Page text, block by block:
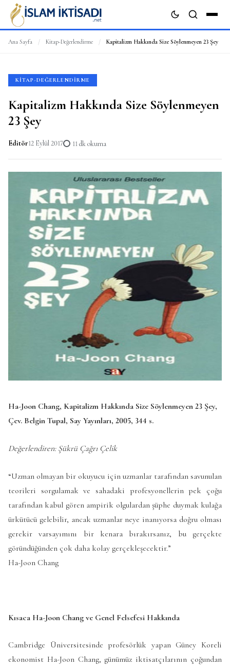
Ana Sayfa / Kitap-Değerlendirme / Kapitalizm Hakkında Size Söylenmeyen 23 Şey
KITAP-DEĞERLENDIRME
Kapitalizm Hakkında Size Söylenmeyen
23 Şey
Editör12 Eylül 2017 11 dk okuma
Ha-Joon Chang, Kapitalizm Hakkında Size Söylenmeyen 23 Şey,
Çev. Belgin Tupal, Say Yayınları, 2005, 344 s.
Değerlendiren: Şükrü Çağrı Çelik
“Uzman olmayan bir okuyucu için uzmanlar tarafından savunulan
teorileri sorgulamak ve sahadaki profesyonellerin pek çoğu
tarafından kabul gören ampirik olgulardan şüphe duymak kulağa
ürkütücü gelebilir, ancak uzmanlar neye inanıyorsa doğru olması
gerekir varsayımını bir kenara bırakırsanız, bu gerçekte
göründüğünden çok daha kolay gerçekleşecektir.”
Ha-Joon Chang
Kısaca Ha-Joon Chang ve Genel Felsefesi Hakkında
Cambridge Üniversitesinde profesörlük yapan Güney Koreli
ekonomist Ha-Joon Chang, günümüz iktisatçılarının çoğundan